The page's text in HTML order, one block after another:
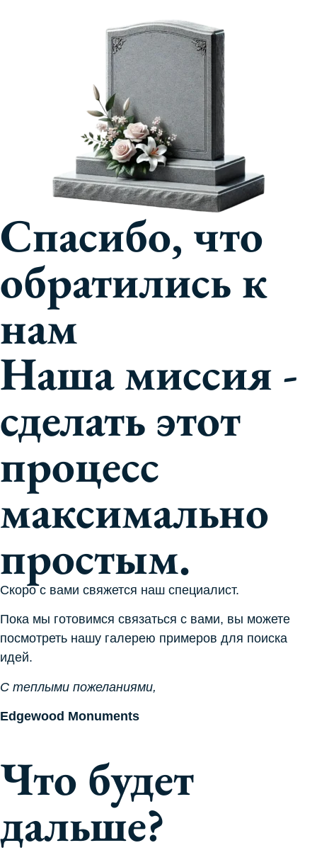
Спасибо, что
обратились к
нам
Наша миссия -
сделать этот
процесс
максимально
простым.
Скоро с вами свяжется наш специалист.
Пока мы готовимся связаться с вами, вы можете
посмотреть нашу галерею примеров для поиска
идей.
С теплыми пожеланиями,
Edgewood Monuments
Что будет
дальше?